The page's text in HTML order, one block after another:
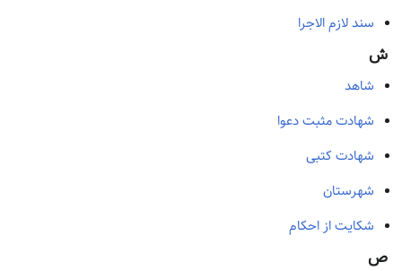
سند لازم الاجرا
ش
شاهد
شهادت مثبت دعوا
شهادت کتبی
شهرستان
شکایت از احکام
ص